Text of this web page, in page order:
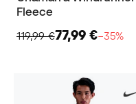
Fleece
119,99 €77,99 €−35%